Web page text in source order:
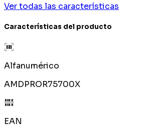
Ver todas las características
Características del producto
Alfanumérico
AMDPROR75700X
EAN